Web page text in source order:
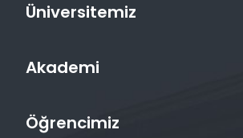
Üniversitemiz
Akademi
Öğrencimiz